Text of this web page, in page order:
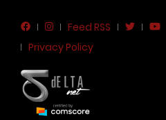
Feed RSS
Privacy Policy